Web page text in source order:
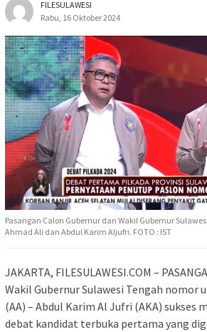
FILESULAWESI
Rabu, 16 Oktober 2024
Pasangan Calon Gubernur dan Wakil Gubernur
Ahmad Ali dan Abdul Karim Aljufri. FOTO : IST
JAKARTA, FILESULAWESI.COM –
Wakil Gubernur Sulawesi Tengah nomor
(AA) – Abdul Karim Al Jufri (AKA) sukses
debat kandidat terbuka pertama yang